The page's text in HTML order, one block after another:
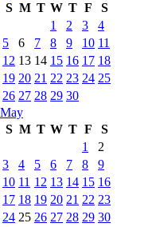
S M T W T F
S
1
2 3
4
5
6 7 8 9 10 11
12 13 14 15 16 17 18
19 20 21 22 23 24 25
26 27 28 29 30
May
S M T W T F
S
1
2
3
4 5 6 7 8
9
10 11 12 13 14 15 16
17 18 19 20 21 22 23
24 25 26 27 28 29 30